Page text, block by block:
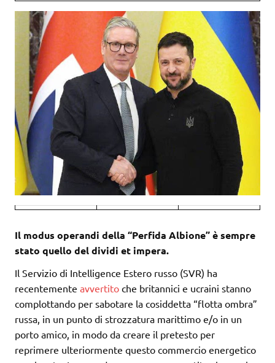
Il modus operandi della “Perfida Albione” è sempre
stato quello del dividi et impera.
Il Servizio di Intelligence Estero russo (SVR) ha
recentemente avvertito che britannici e ucraini stanno
complottando per sabotare la cosiddetta “flotta ombra”
russa, in un punto di strozzatura marittimo e/o in un
porto amico, in modo da creare il pretesto per
reprimere ulteriormente questo commercio energetico